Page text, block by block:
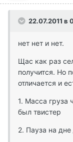
22.07.2011 в
нет нет и нет.
Щас как раз
получится. Но
отличается и
1. Масса груза
был твистер
2. Пауза на